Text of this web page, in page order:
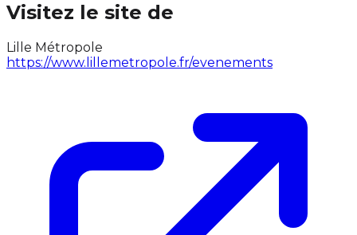
Visitez le site de
Lille Métropole
https://www.lillemetropole.fr/evenements